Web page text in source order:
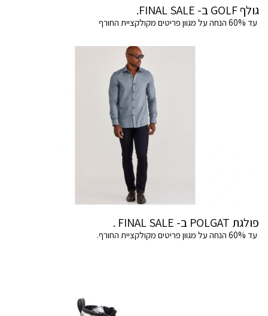
גולף GOLF ב- FINAL SALE.
עד 60% הנחה על מגוון פריטים מקולקציית החורף
פולגת POLGAT ב- FINAL SALE .
עד 60% הנחה על מגוון פריטים מקולקציית החורף.